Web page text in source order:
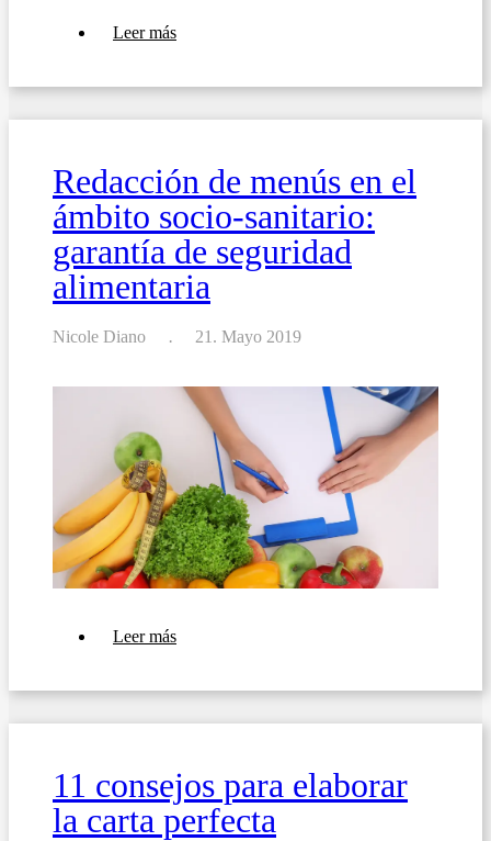
Leer más
de
con
Redacción de menús en el
ámbito socio-sanitario:
garantía de seguridad
alimentaria
Nicole Diano 21. Mayo 2019
Leer más
menús
el
sanitario:
garantía
de
seguridad
11 consejos para elaborar
la carta perfecta